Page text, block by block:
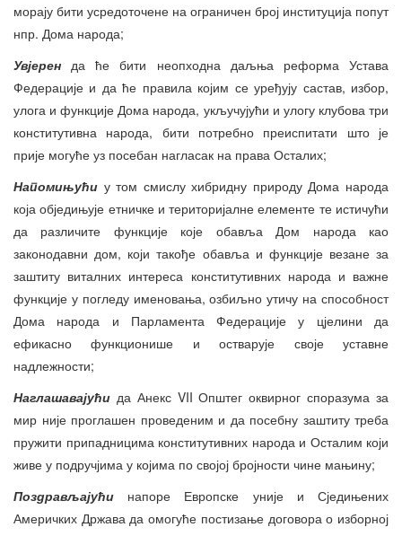
морају бити усредоточене на ограничен број институција попут
нпр. Дома народа;
Увјерен да ће бити неопходна даљња реформа Устава
Федерације и да ће правила којим се уређују састав, избор,
улога и функције Дома народа, укључујући и улогу клубова три
конститутивна народа, бити потребно преиспитати што је
прије могуће уз посебан нагласак на права Осталих;
Напомињући у том смислу хибридну природу Дома народа
која обједињује етничке и територијалне елементе те истичући
да различите функције које обавља Дом народа као
законодавни дом, који такође обавља и функције везане за
заштиту виталних интереса конститутивних народа и важне
функције у погледу именовања, озбиљно утичу на способност
Дома народа и Парламента Федерације у цјелини да
ефикасно функционише и остварује своје уставне
надлежности;
Наглашавајући да Анекс VII Општег оквирног споразума за
мир није проглашен проведеним и да посебну заштиту треба
пружити припадницима конститутивних народа и Осталим који
живе у подручјима у којима по својој бројности чине мањину;
Поздрављајући напоре Европске уније и Сједињених
Америчких Држава да омогуће постизање договора о изборној